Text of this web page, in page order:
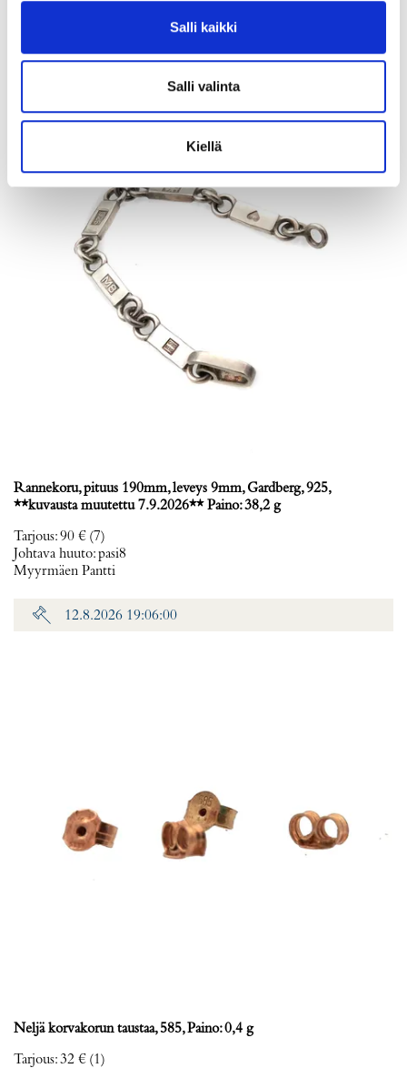
Salli kaikki
Salli valinta
Kiellä
Rannekoru, pituus 190mm, leveys 9mm, Gardberg, 925,
**kuvausta muutettu 7.9.2026** Paino: 38,2 g
Tarjous:90 € (7)
Johtava huuto:pasi8
Myyrmäen Pantti
12.8.2026 19:06:00
Neljä korvakorun taustaa, 585, Paino: 0,4 g
Tarjous:32 € (1)